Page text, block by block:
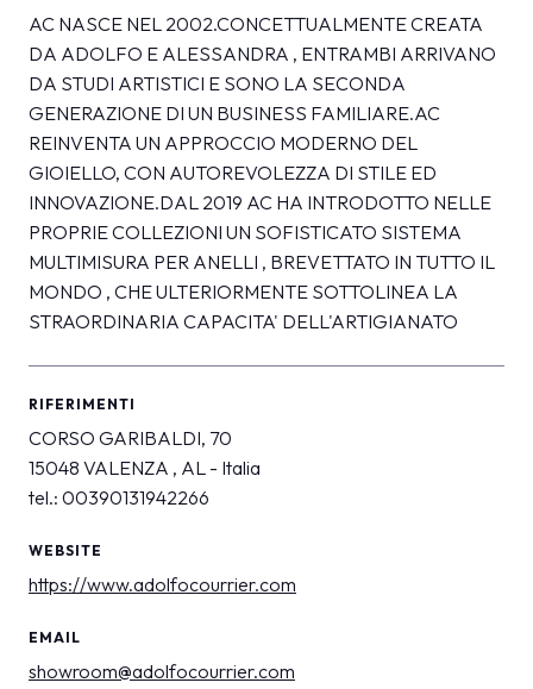
AC NASCE NEL 2002.CONCETTUALMENTE CREATA
DA ADOLFO E ALESSANDRA , ENTRAMBI ARRIVANO
DA STUDI ARTISTICI E SONO LA SECONDA
GENERAZIONE DI UN BUSINESS FAMILIARE.AC
REINVENTA UN APPROCCIO MODERNO DEL
GIOIELLO, CON AUTOREVOLEZZA DI STILE ED
INNOVAZIONE.DAL 2019 AC HA INTRODOTTO NELLE
PROPRIE COLLEZIONI UN SOFISTICATO SISTEMA
MULTIMISURA PER ANELLI , BREVETTATO IN TUTTO IL
MONDO , CHE ULTERIORMENTE SOTTOLINEA LA
STRAORDINARIA CAPACITA' DELL'ARTIGIANATO
RIFERIMENTI
CORSO GARIBALDI, 70
15048 VALENZA , AL - Italia
tel.: 00390131942266
WEBSITE
https://www.adolfocourrier.com
EMAIL
showroom@adolfocourrier.com